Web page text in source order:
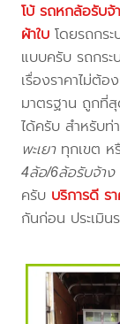
โบ้ รถหกล้อรับ
ผ้าใบ โดยรถกระ
แบบครับ รถกระ
เรื่องราคาไม่ต้อ
มาตรฐาน ถูกที่
ได้ครับ สำหรับท่
พะเยาทุกเขต ห
4ล้อ/6ล้อรับจ้า
ครับ บริการดี ร
กันก่อน ประเมิน